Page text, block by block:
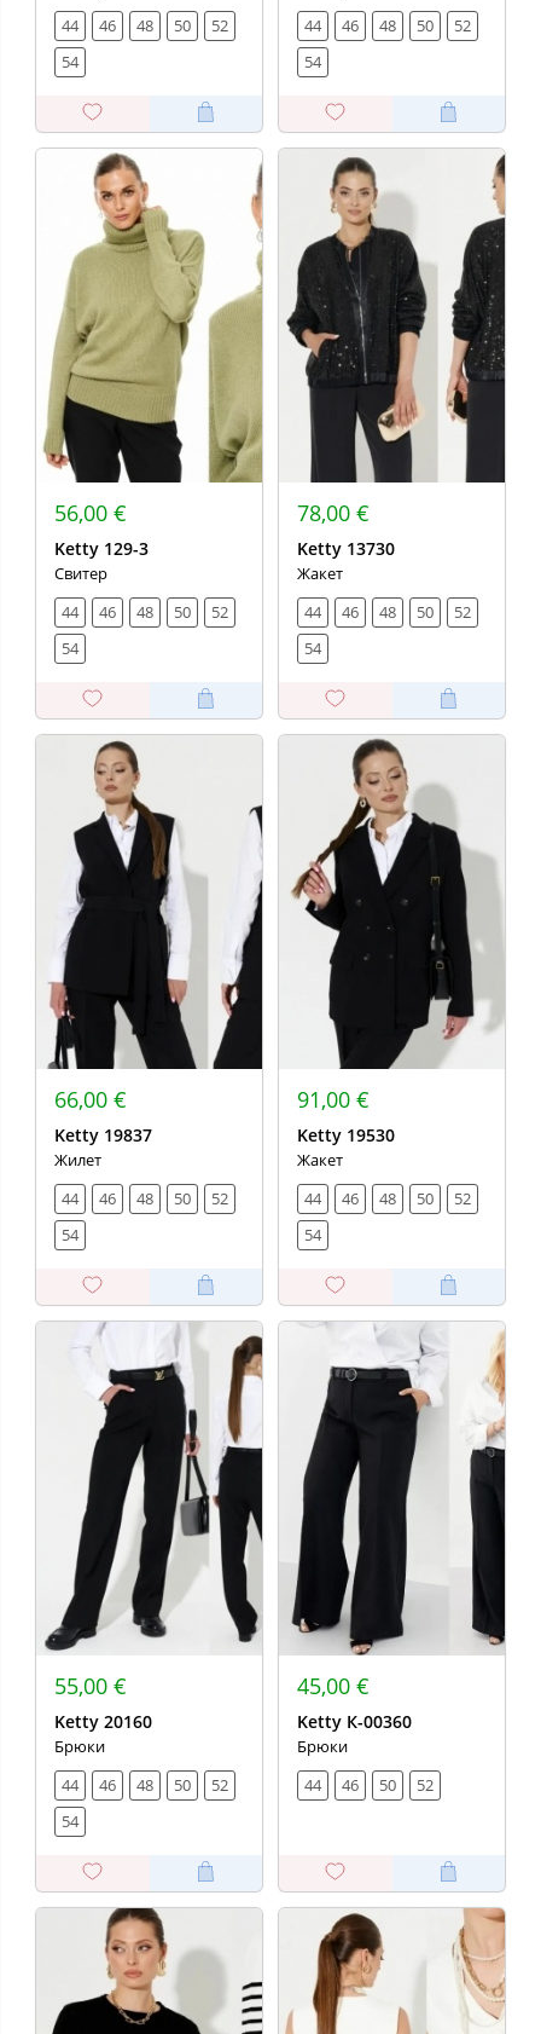
44
46 48 50
52
54
44
46 48 50
52
54
56,00 €
Ketty 129-3
Свитер
44
46 48 50
52
54
78,00 €
Ketty 13730
Жакет
44
46 48 50
52
54
66,00 €
Ketty 19837
Жилет
44
46 48 50
52
54
91,00 €
Ketty 19530
Жакет
44
46 48 50
52
54
55,00 €
Ketty 20160
Брюки
44
46 48 50
52
54
45,00 €
Ketty К-00360
Брюки
44
46 50 52